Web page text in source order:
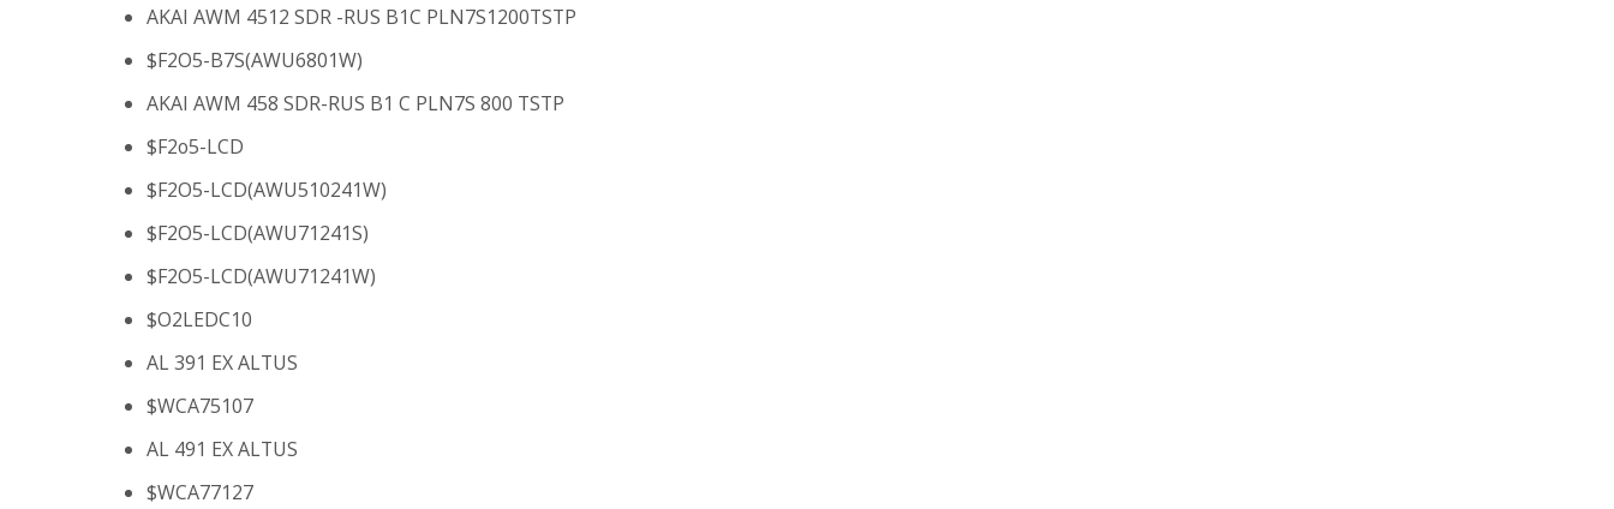
AKAI AWM 4512 SDR -RUS B1C PLN7S1200TSTP
$F2O5-B7S(AWU6801W)
AKAI AWM 458 SDR-RUS B1 C PLN7S 800 TSTP
$F2o5-LCD
$F2O5-LCD(AWU510241W)
$F2O5-LCD(AWU71241S)
$F2O5-LCD(AWU71241W)
$O2LEDC10
AL 391 EX ALTUS
$WCA75107
AL 491 EX ALTUS
$WCA77127